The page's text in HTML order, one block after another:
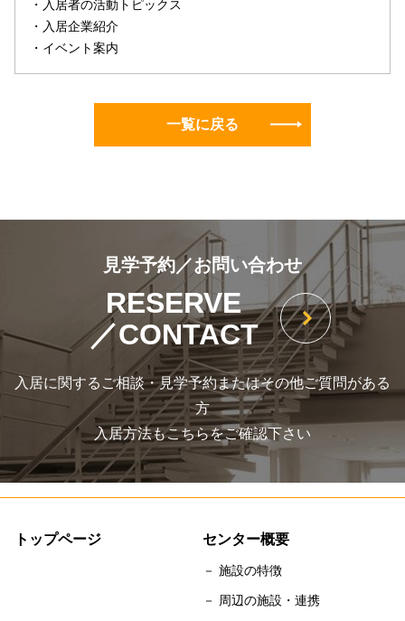
・入居者の活動トピックス
・入居企業紹介
・イベント案内
一覧に戻る
見学予約／お問い合わせ
RESERVE
／CONTACT
入居に関するご相談・見学予約またはその他ご質問がある
方
入居方法もこちらをご確認下さい
トップページ センター概要
－ 施設の特徴
－ 周辺の施設・連携